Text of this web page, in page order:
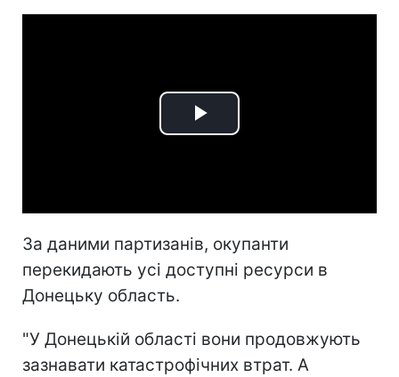
Play
За даними партизанів, окупанти
перекидають усі доступні ресурси в
Донецьку область.
"У Донецькій області вони продовжують
зазнавати катастрофічних втрат. А